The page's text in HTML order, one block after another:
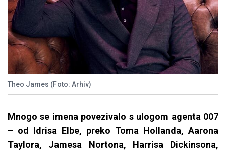
Theo James (Foto: Arhiv)
Mnogo se imena povezivalo s ulogom agenta 007
– od Idrisa Elbe, preko Toma Hollanda, Aarona
Taylora, Jamesa Nortona, Harrisa Dickinsona,